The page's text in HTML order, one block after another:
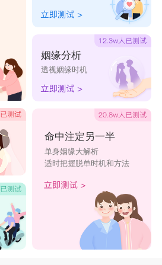
姻缘分析
透视姻缘时机
命中注定另一半
单身姻缘大解析
适时把握脱单时机和方法